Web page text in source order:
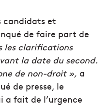
candidats et
de faire part de
les clarifications
la date du second.
de non-droit », a
de presse, le
a fait de l’urgence